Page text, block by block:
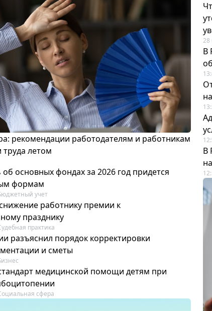
рекомендации работодателям и работникам
летом
об основных фондах за 2026 год придется
формам
учет
работнику премии к
празднику
практика
разъяснил порядок корректировки
и сметы
медицинской помощи детям при
сфера
28
В
В